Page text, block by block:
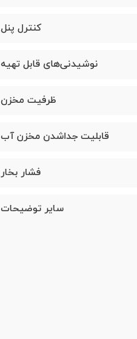
کنترل پنل
نوشیدنی‌های قابل تهیه
ظرفیت مخزن
قابلیت جداشدن مخزن آب
فشار بخار
سایر توضیحات